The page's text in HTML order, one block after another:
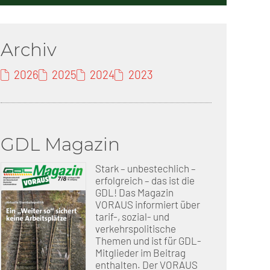
(DB AG)
als nur Plus (DB AG)
Archiv
2026 2025 2024 2023
GDL Magazin
Stark – unbestechlich –
erfolgreich – das ist die
GDL! Das Magazin
VORAUS informiert über
tarif-, sozial- und
verkehrspolitische
Themen und ist für GDL-
Mitglieder im Beitrag
enthalten. Der VORAUS